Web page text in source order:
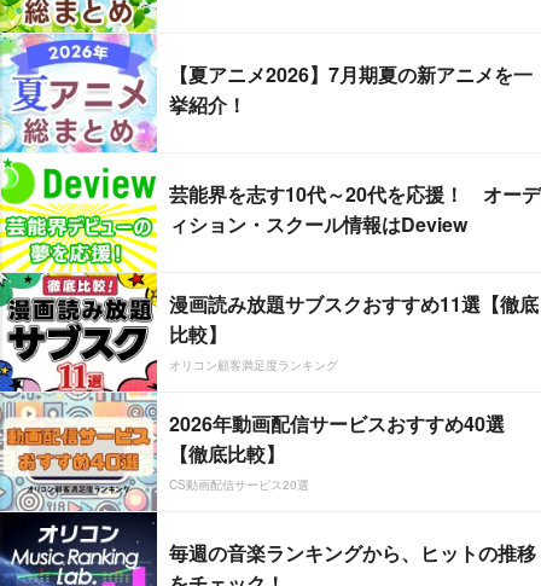
【夏アニメ2026】7月期夏の新アニメを一
挙紹介！
芸能界を志す10代～20代を応援！ オーデ
ィション・スクール情報はDeview
漫画読み放題サブスクおすすめ11選【徹底
比較】
オリコン顧客満足度ランキング
2026年動画配信サービスおすすめ40選
【徹底比較】
CS動画配信サービス20選
毎週の音楽ランキングから、ヒットの推移